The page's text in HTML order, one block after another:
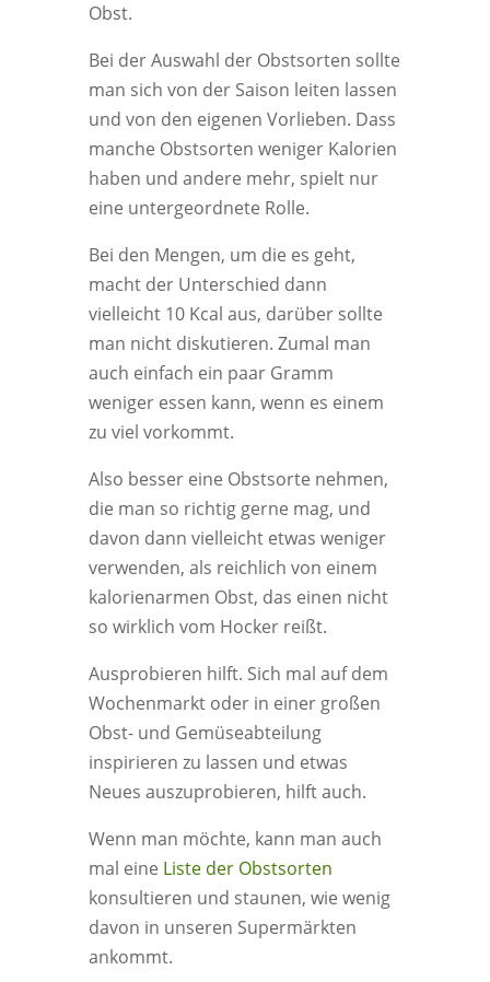
Obst.
Bei der Auswahl der Obstsorten sollte
man sich von der Saison leiten lassen
und von den eigenen Vorlieben. Dass
manche Obstsorten weniger Kalorien
haben und andere mehr, spielt nur
eine untergeordnete Rolle.
Bei den Mengen, um die es geht,
macht der Unterschied dann
vielleicht 10 Kcal aus, darüber sollte
man nicht diskutieren. Zumal man
auch einfach ein paar Gramm
weniger essen kann, wenn es einem
zu viel vorkommt.
Also besser eine Obstsorte nehmen,
die man so richtig gerne mag, und
davon dann vielleicht etwas weniger
verwenden, als reichlich von einem
kalorienarmen Obst, das einen nicht
so wirklich vom Hocker reißt.
Ausprobieren hilft. Sich mal auf dem
Wochenmarkt oder in einer großen
Obst- und Gemüseabteilung
inspirieren zu lassen und etwas
Neues auszuprobieren, hilft auch.
Wenn man möchte, kann man auch
mal eine Liste der Obstsorten
konsultieren und staunen, wie wenig
davon in unseren Supermärkten
ankommt.